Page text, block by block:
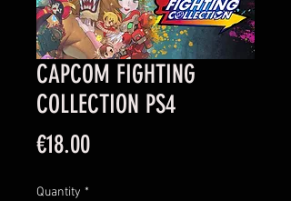
CAPCOM FIGHTING
COLLECTION PS4
€18.00Price
Quantity *